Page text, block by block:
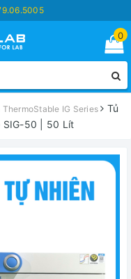
0
IG Series
Tủ
SIG-50 | 50 Lít